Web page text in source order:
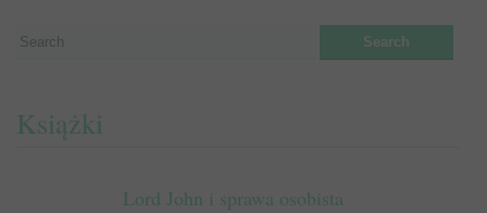
Książki
Lord John i sprawa osobista